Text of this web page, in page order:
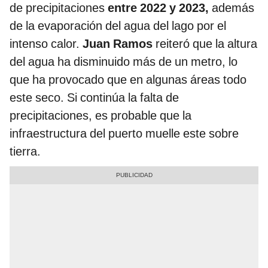
de precipitaciones entre 2022 y 2023, además
de la evaporación del agua del lago por el
intenso calor. Juan Ramos reiteró que la altura
del agua ha disminuido más de un metro, lo
que ha provocado que en algunas áreas todo
este seco. Si continúa la falta de
precipitaciones, es probable que la
infraestructura del puerto muelle este sobre
tierra.